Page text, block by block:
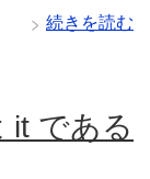
続きを読む
it である